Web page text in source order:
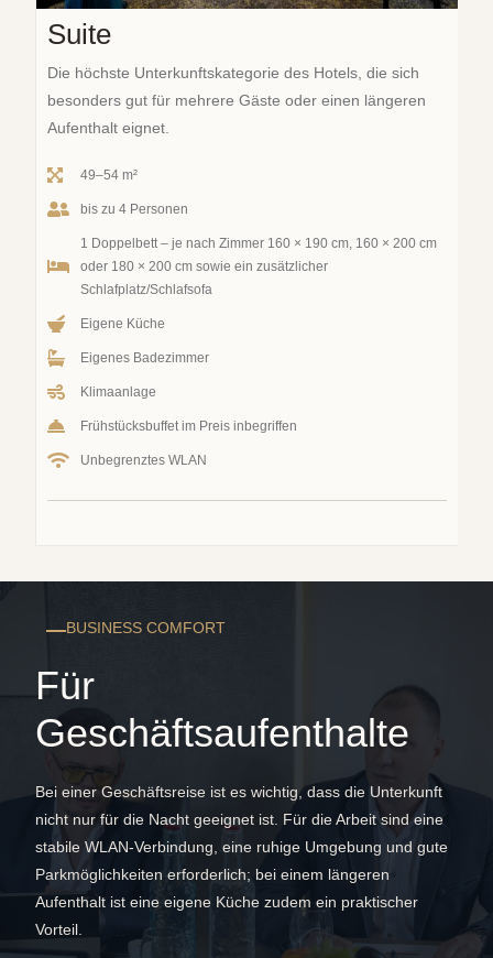
Suite
Die höchste Unterkunftskategorie des Hotels, die sich
besonders gut für mehrere Gäste oder einen längeren
Aufenthalt eignet.
49–54 m²
bis zu 4 Personen
1 Doppelbett – je nach Zimmer 160 × 190 cm, 160 × 200 cm
oder 180 × 200 cm sowie ein zusätzlicher
Schlafplatz/Schlafsofa
Eigene Küche
Eigenes Badezimmer
Klimaanlage
Frühstücksbuffet im Preis inbegriffen
Unbegrenztes WLAN
BUSINESS COMFORT
Für
Geschäftsaufenthalte
Bei einer Geschäftsreise ist es wichtig, dass die Unterkunft
nicht nur für die Nacht geeignet ist. Für die Arbeit sind eine
stabile WLAN-Verbindung, eine ruhige Umgebung und gute
Parkmöglichkeiten erforderlich; bei einem längeren
Aufenthalt ist eine eigene Küche zudem ein praktischer
Vorteil.